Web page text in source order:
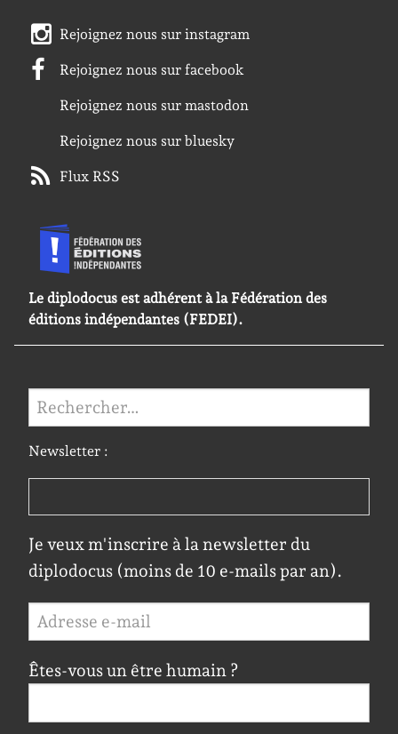
Rejoignez nous sur instagram
Rejoignez nous sur facebook
Rejoignez nous sur mastodon
Rejoignez nous sur bluesky
Flux RSS
Le diplodocus est adhérent à la Fédération des
éditions indépendantes (FEDEI).
Rechercher :
Newsletter :
Je veux m'inscrire à la newsletter du
diplodocus (moins de 10 e-mails par an).
Êtes-vous un être humain ?